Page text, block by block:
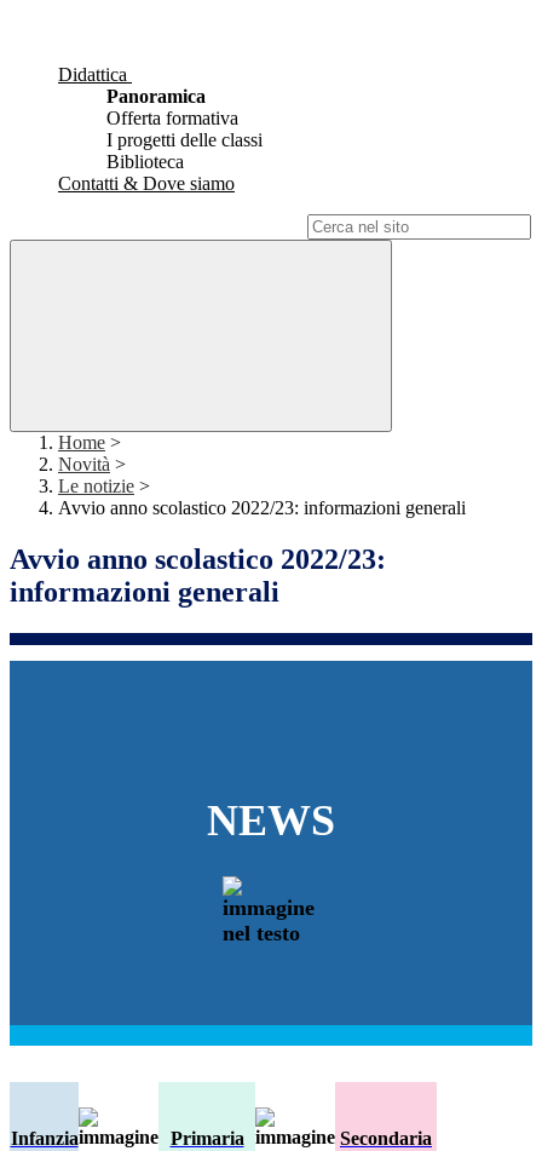
Didattica
Panoramica
Offerta formativa
I progetti delle classi
Biblioteca
Contatti & Dove siamo
Home >
Novità >
Le notizie >
Avvio anno scolastico 2022/23: informazioni generali
Avvio anno scolastico 2022/23:
informazioni generali
NEWS
Infanzia Primaria Secondaria